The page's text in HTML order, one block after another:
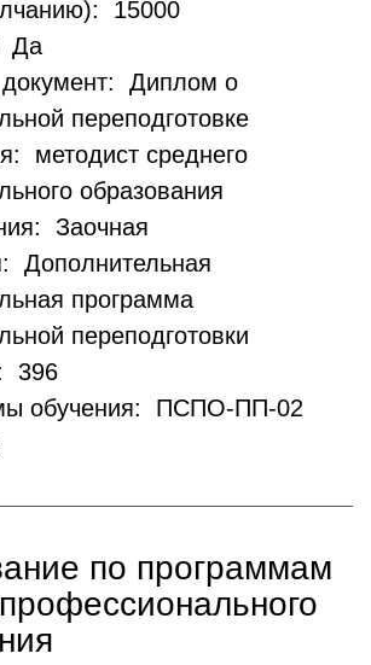
15000
Да
Диплом о
переподготовке
методист среднего
образования
Заочная
Дополнительная
программа
переподготовки
396
обучения: ПСПО-ПП-02
по программам